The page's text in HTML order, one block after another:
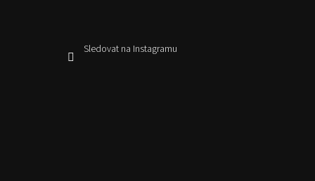
Sledovat na Instagramu